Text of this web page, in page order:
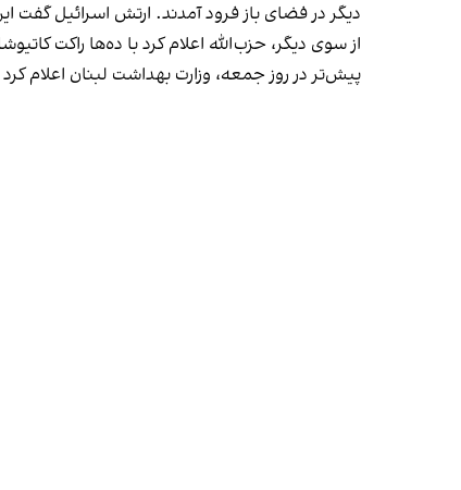
دیگر در فضای باز فرود آمدند. ارتش اسرائیل
از سوی دیگر، حزب‌الله اعلام کرد با ده‌ها راکت
پیش‌تر در روز جمعه، وزارت بهداشت لبنان اعلام کرد در